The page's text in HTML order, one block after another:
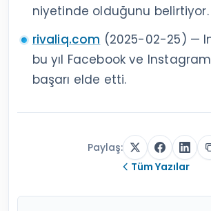
niyetinde olduğunu belirtiyor.
rivaliq.com (2025-02-25) —
bu yıl Facebook ve
başarı elde etti.
Paylaş:
Tüm Yazılar